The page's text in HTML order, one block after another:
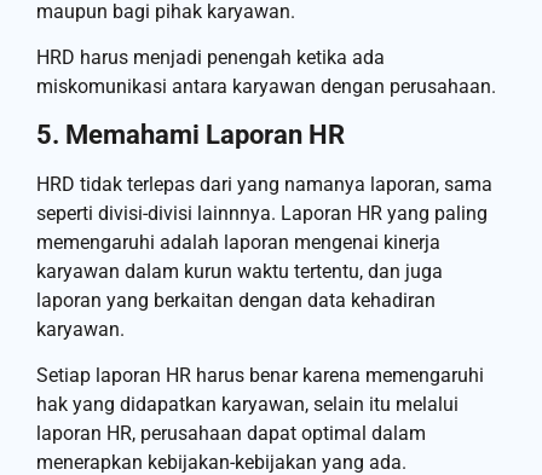
maupun bagi pihak karyawan.
HRD harus menjadi penengah ketika ada
miskomunikasi antara karyawan dengan perusahaan.
5. Memahami Laporan HR
HRD tidak terlepas dari yang namanya laporan, sama
seperti divisi-divisi lainnnya. Laporan HR yang paling
memengaruhi adalah laporan mengenai kinerja
karyawan dalam kurun waktu tertentu, dan juga
laporan yang berkaitan dengan data kehadiran
karyawan.
Setiap laporan HR harus benar karena memengaruhi
hak yang didapatkan karyawan, selain itu melalui
laporan HR, perusahaan dapat optimal dalam
menerapkan kebijakan-kebijakan yang ada.